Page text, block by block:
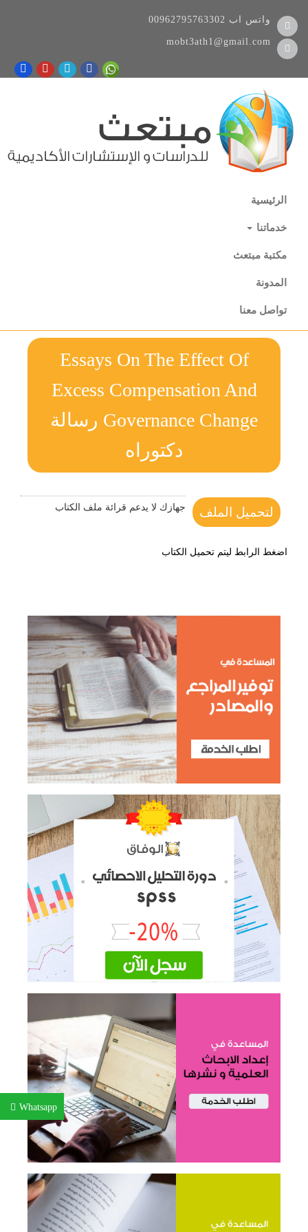
Whatsapp
00962795763302 واتس اب
mobt3ath1@gmail.com
الرئيسية
خدماتنا
مكتبة مبتعث
المدونة
تواصل معنا
Essays On The Effect Of
Excess Compensation And
Governance Change رسالة
دكتوراه
لتحميل الملف جهازك لا يدعم قرائة ملف الكتاب
اضغط الرابط ليتم تحميل الكتاب